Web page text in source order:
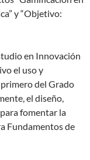
y “Objetivo:
en Innovación
el uso y
del Grado
el diseño,
fomentar la
Fundamentos de